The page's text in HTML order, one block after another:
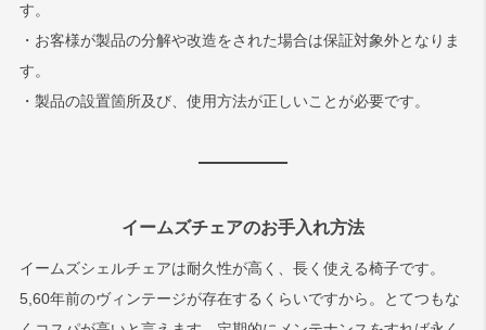
す。
・お客様が製品の分解や改造をされた場合は保証対象外となりま
す。
・製品の設置箇所及び、使用方法が正しいことが必要です。
イームズチェアのお手入れ方法
イームズシェルチェアは耐久性が高く、長く使える椅子です。
5,60年前のヴィンテージが存在するくらいですから。とてつもな